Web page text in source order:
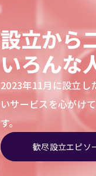
設立から
いろんな
2023年11月に設立し
いサービスを心がけ
す。
歓尽設立エピソ